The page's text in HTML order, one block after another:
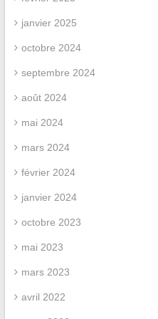
janvier 2025
octobre 2024
septembre 2024
août 2024
mai 2024
mars 2024
février 2024
janvier 2024
octobre 2023
mai 2023
mars 2023
avril 2022